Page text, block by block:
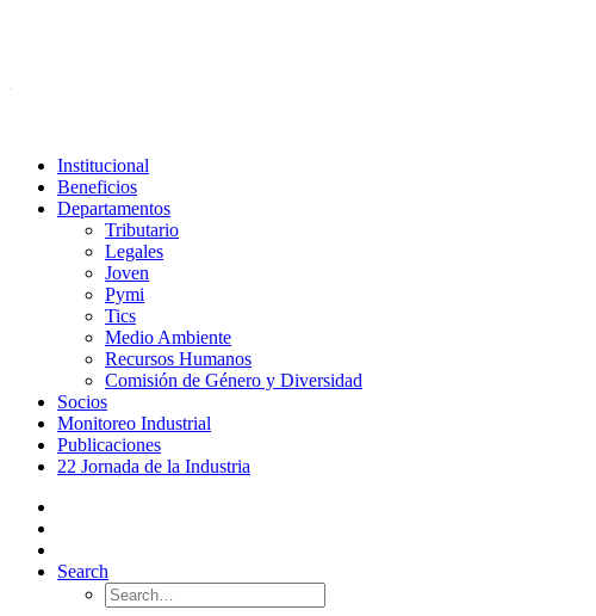
Institucional
Beneficios
Departamentos
Tributario
Legales
Joven
Pymi
Tics
Medio Ambiente
Recursos Humanos
Comisión de Género y Diversidad
Socios
Monitoreo Industrial
Publicaciones
22 Jornada de la Industria
Search